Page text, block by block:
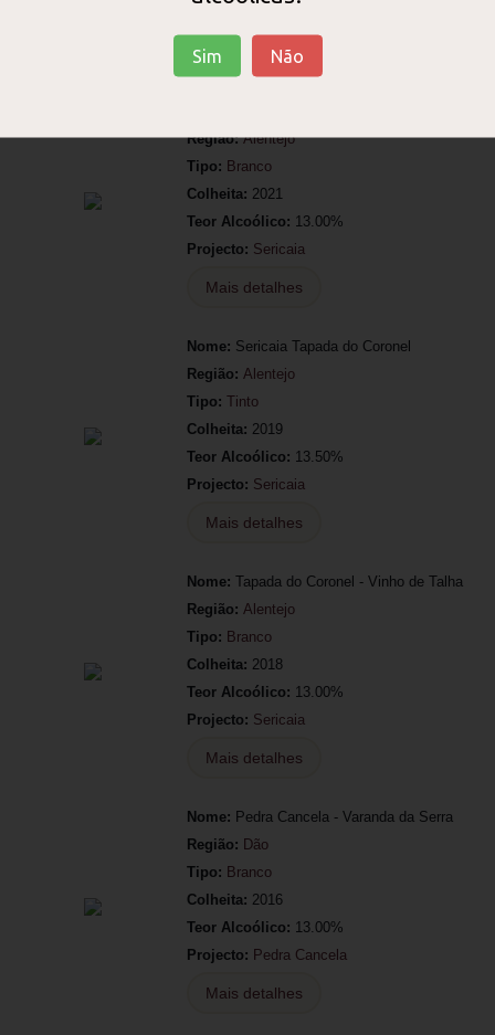
Mais detalhes
Região:Alentejo
Tipo: Branco
Colheita: 2021
Teor Alcoólico: 13.00%
Projecto: Sericaia
Mais detalhes
Nome: Sericaia Tapada do Coronel
Região: Alentejo
Tipo: Tinto
Colheita: 2019
Teor Alcoólico: 13.50%
Projecto: Sericaia
Mais detalhes
Nome: Tapada do Coronel - Vinho de Talha
Região: Alentejo
Tipo: Branco
Colheita: 2018
Teor Alcoólico: 13.00%
Projecto: Sericaia
Mais detalhes
Nome: Pedra Cancela - Varanda da Serra
Região: Dão
Tipo: Branco
Colheita: 2016
Teor Alcoólico: 13.00%
Projecto: Pedra Cancela
Mais detalhes
Sim Não